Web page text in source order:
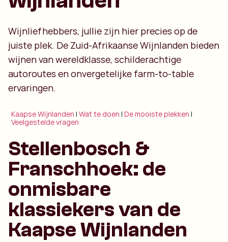
Wijnliefhebbers, jullie zijn hier precies op de
juiste plek. De Zuid-Afrikaanse Wijnlanden bieden
wijnen van wereldklasse, schilderachtige
autoroutes en onvergetelijke farm-to-table
ervaringen.
Kaapse Wijnlanden |Wat te doen |De mooiste plekken |
Veelgestelde vragen
Stellenbosch &
Franschhoek: de
onmisbare
klassiekers van de
Kaapse Wijnlanden